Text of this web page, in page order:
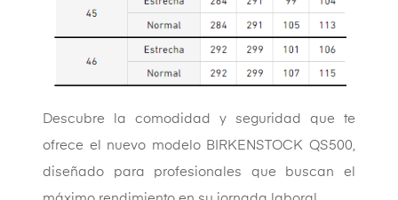
Descubre la comodidad y seguridad que te
ofrece el nuevo modelo BIRKENSTOCK QS500,
diseñado para profesionales que buscan el